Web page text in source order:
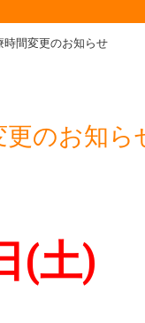
時間変更のお知らせ
更のお知ら
(土)